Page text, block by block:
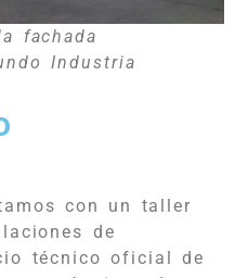
fachada
Industria
con un taller
de
técnico oficial de